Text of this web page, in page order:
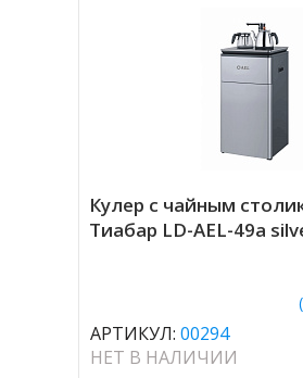
Кулер с чайным
Тиабар LD-AEL-49a
АРТИКУЛ: 00294
НЕТ В НАЛИЧИИ